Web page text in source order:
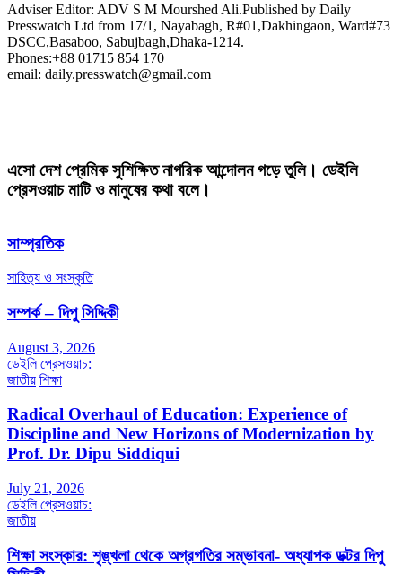
Adviser Editor: ADV S M Mourshed Ali.Published by Daily
Presswatch Ltd from 17/1, Nayabagh, R#01,Dakhingaon, Ward#73
DSCC,Basaboo, Sabujbagh,Dhaka-1214.
Phones:+88 01715 854 170
email: daily.presswatch@gmail.com
এসো দেশ প্রেমিক সুশিক্ষিত নাগরিক আন্দোলন গড়ে তুলি। ডেইলি
প্রেসওয়াচ মাটি ও মানুষের কথা বলে।
সাম্প্রতিক
সাহিত্য ও সংস্কৃতি
সম্পর্ক – দিপু সিদ্দিকী
August 3, 2026
ডেইলি প্রেসওয়াচ:
জাতীয় শিক্ষা
Radical Overhaul of Education: Experience of
Discipline and New Horizons of Modernization by
Prof. Dr. Dipu Siddiqui
July 21, 2026
ডেইলি প্রেসওয়াচ:
জাতীয়
শিক্ষা সংস্কার: শৃঙ্খলা থেকে অগ্রগতির সম্ভাবনা- অধ্যাপক ডক্টর দিপু